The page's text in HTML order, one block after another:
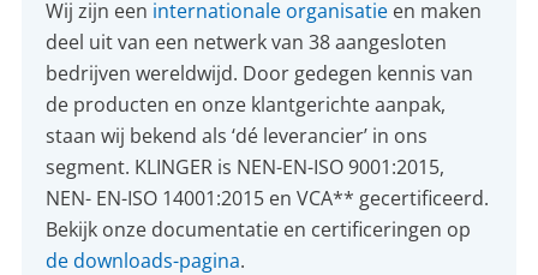
Wij zijn een internationale organisatie en maken
deel uit van een netwerk van 38 aangesloten
bedrijven wereldwijd. Door gedegen kennis van
de producten en onze klantgerichte aanpak,
staan wij bekend als ‘dé leverancier’ in ons
segment. KLINGER is NEN-EN-ISO 9001:2015,
NEN- EN-ISO 14001:2015 en VCA** gecertificeerd.
Bekijk onze documentatie en certificeringen op
de downloads-pagina.